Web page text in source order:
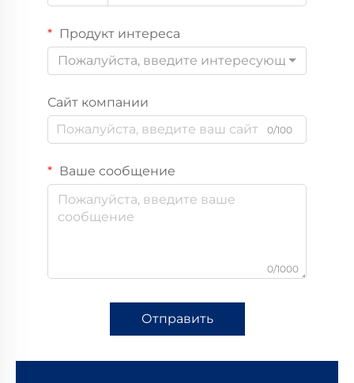
Продукт интереса
Пожалуйста, введите интересующий вас
Сайт компании
0/100
Ваше сообщение
0/1000
Отправить